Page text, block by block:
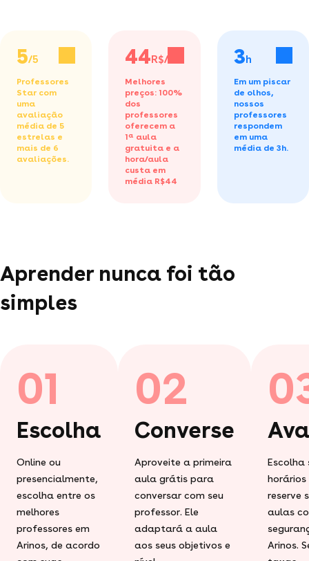
5/5
Professores
Star com
uma
avaliação
média de 5
estrelas e
mais de 6
avaliações.
44R$/h
Melhores
preços: 100%
dos
professores
oferecem a
1ª aula
gratuita e a
hora/aula
custa em
média R$44
3h
Em um piscar
de olhos,
nossos
professores
respondem
em uma
média de 3h.
Aprender nunca foi tão
simples
01
Escolha
Online ou
presencialmente,
escolha entre os
melhores
professores em
Arinos, de acordo
02
Converse
Aproveite a primeira
aula grátis para
conversar com seu
professor. Ele
adaptará a aula
aos seus objetivos e
Escolha
horários
reserve
aulas
Arinos.